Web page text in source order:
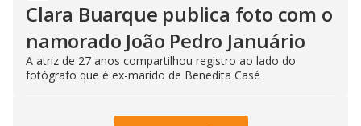
Clara Buarque publica foto com o
namorado João Pedro Januário
A atriz de 27 anos compartilhou registro ao lado do
fotógrafo que é ex-marido de Benedita Casé